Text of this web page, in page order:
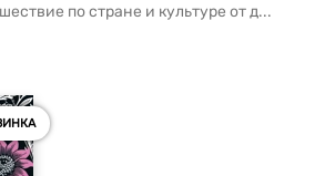
по стране и культуре от д...